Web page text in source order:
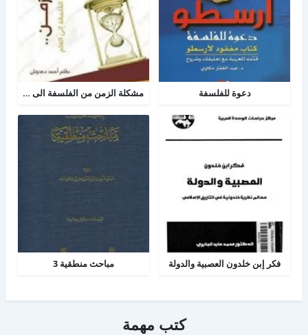
دعوة للفلسفة مشكلة الزمن من الفلسفة الى العلم
فكر إبن خلدون العصبية والدولة مباحث منطقية 3
كتب مهمة